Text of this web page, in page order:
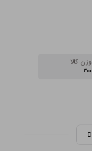
وزن کالا
۳۰۰